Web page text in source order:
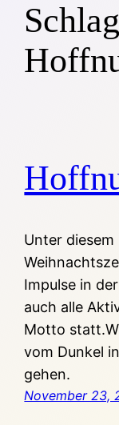
Unter
Impulse in
auch alle
Motto
vom Dunkel
gehen.
November 23,